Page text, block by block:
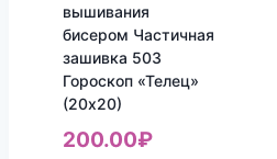
вышивания
бисером Частичная
зашивка 503
Гороскоп «Телец»
(20х20)
200.00₽